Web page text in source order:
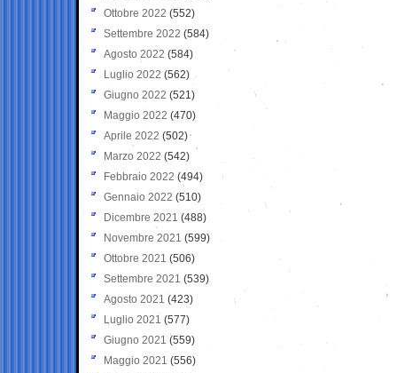
Ottobre 2022 (552)
Settembre 2022 (584)
Agosto 2022 (584)
Luglio 2022 (562)
Giugno 2022 (521)
Maggio 2022 (470)
Aprile 2022 (502)
Marzo 2022 (542)
Febbraio 2022 (494)
Gennaio 2022 (510)
Dicembre 2021 (488)
Novembre 2021 (599)
Ottobre 2021 (506)
Settembre 2021 (539)
Agosto 2021 (423)
Luglio 2021 (577)
Giugno 2021(559)
Maggio 2021 (556)